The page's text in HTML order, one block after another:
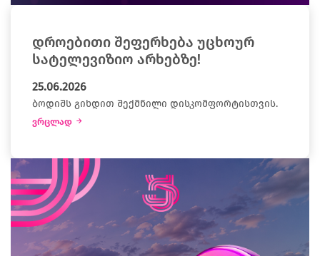
დროებითი შეფერხება უცხოურ
სატელევიზიო არხებზე!
25.06.2026
ბოდიშს გიხდით შექმნილი დისკომფორტისთვის.
ვრცლად